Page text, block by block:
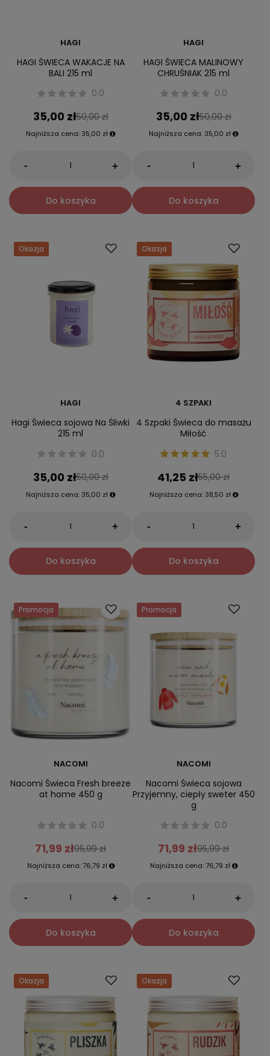
HAGI
HAGI ŚWIECA WAKACJE NA
BALI 215 ml
0.0
35,00 zł50,00 zł
Najniższa cena: 35,00 zł
- +
Do koszyka
HAGI
HAGI ŚWIECA MALINOWY
CHRUŚNIAK 215 ml
0.0
35,00 zł50,00 zł
Najniższa cena: 35,00 zł
- +
Do koszyka
Okazja
HAGI
Hagi Świeca sojowa Na Śliwki
215 ml
0.0
35,00 zł50,00 zł
Najniższa cena: 35,00 zł
- +
Do koszyka
Okazja
4 SZPAKI
4 Szpaki Świeca do masażu
Miłość
5.0
41,25 zł55,00 zł
Najniższa cena: 38,50 zł
- +
Do koszyka
Promocja
NACOMI
Nacomi Świeca Fresh breeze
at home 450 g
0.0
71,99 zł95,99 zł
Najniższa cena: 76,79 zł
- +
Do koszyka
Promocja
NACOMI
Nacomi Świeca sojowa
Przyjemny, ciepły sweter 450
g
0.0
71,99 zł95,99 zł
Najniższa cena: 76,79 zł
- +
Do koszyka
Okazja Okazja